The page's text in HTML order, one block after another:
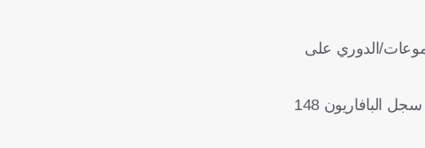
في 47 من آخر 48 مباراة في مرحلة المجموعات/الدوري على
وكان التعثر الوحيد هو التعادل السلبي (0-0) ضد كوبنهاجن في نوفمبر/تشرين الثاني 2023، وعلى مدار المباريات الـ 47 المتبقية، سجل البافاريون 148